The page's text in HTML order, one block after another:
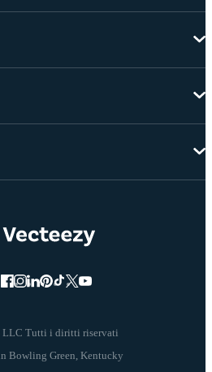
LLC Tutti i diritti riservati